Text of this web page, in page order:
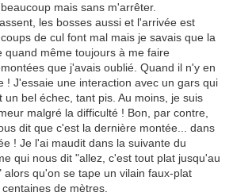
mais sans m'arrêter.
les bosses aussi et l'arrivée est
de cul font mal mais je savais que la
quand même toujours à me faire
que j'avais oublié. Quand il n'y en
! J'essaie une interaction avec un gars qui
un bel échec, tant pis. Au moins, je suis
malgré la difficulté ! Bon, par contre,
dit que c'est la dernière montée... dans
! Je l'ai maudit dans la suivante du
qui nous dit "allez, c'est tout plat jusqu'au
alors qu'on se tape un vilain faux-plat
de mètres.